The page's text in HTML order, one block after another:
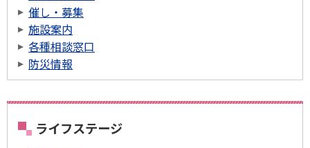
催し・募集
施設案内
各種相談窓口
防災情報
ライフステージ